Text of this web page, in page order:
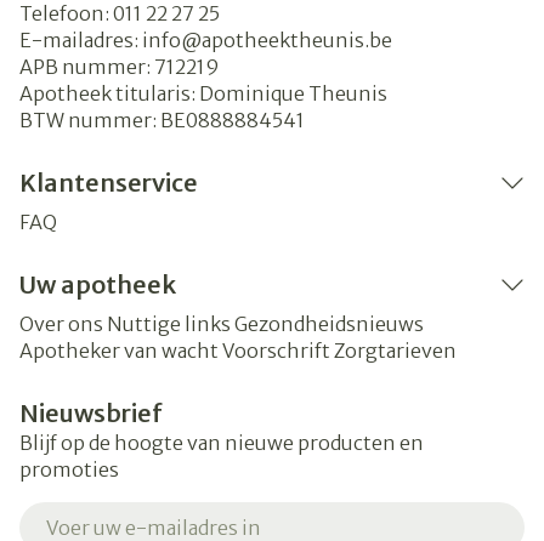
Telefoon: 011 22 27 25
E-mailadres: info@apotheektheunis.be
APB nummer: 712219
Apotheek titularis: Dominique Theunis
BTW nummer: BE0888884541
Klantenservice
FAQ
Uw apotheek
Over ons Nuttige links Gezondheidsnieuws
Apotheker van wacht Voorschrift Zorgtarieven
Nieuwsbrief
Blijf op de hoogte van nieuwe producten en
promoties